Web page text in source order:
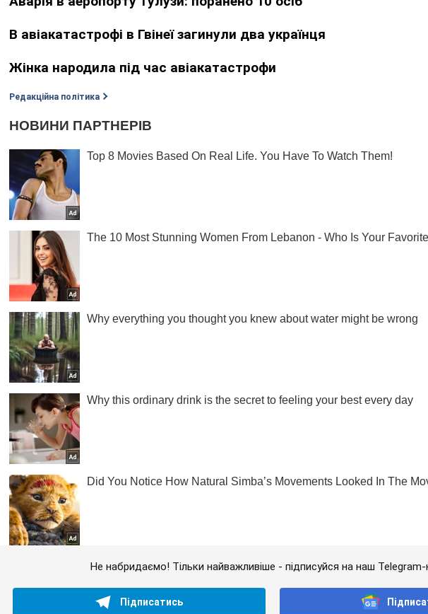
В авіакатастрофі в Гвінеї загинули два українця
Жінка народила під час авіакатастрофи
Редакційна політика
Не набридаємо! Тільки найважливіше - підписуйся на наш Telegram-
Підписатись